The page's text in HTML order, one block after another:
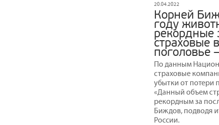
20.04.2022
Корней
году
рекордные
страховые
поголовье
По данным
страховые
убытки от потери
«Данный объем
рекордным за
Биждов, подводя
России.